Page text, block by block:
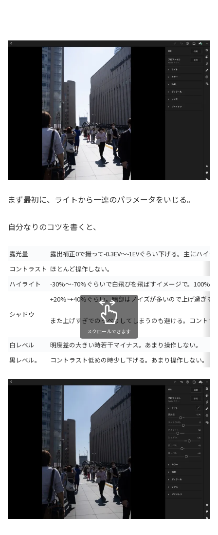
まず最初に、ライトから一連のパラメータをいじる。
自分なりのコツを書くと、
露光量
露出補正0で撮って-0.3EV〜-1EVぐらい下げる。主にハイ
コントラスト ほとんど操作しない。
ハイライト
-30%〜-70%ぐらいで白飛びを飛ばすイメージで。100%
シャドウ
+20%~+40%ぐらい。暗部はノイズが多いので上げ過ぎる
また上げすぎでのっぺりしてしまうのも避ける。コント
白レベル
明度差の大きい時若干マイナス。あまり操作しない。
黒レベル。
コントラスト低めの時少し下げる。あまり操作しない。
スクロールできます